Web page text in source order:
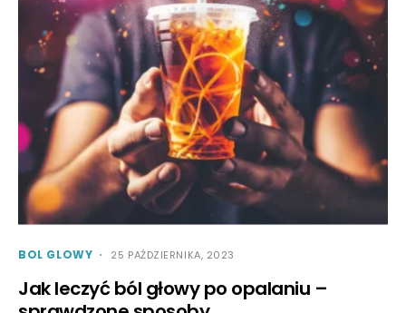
BOL GLOWY 25 PAŹDZIERNIKA, 2023
Jak leczyć ból głowy po opalaniu –